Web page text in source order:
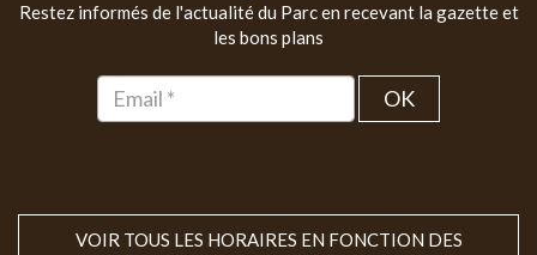
Restez informés de l'actualité du Parc en recevant la gazette et
les bons plans
OK
VOIR TOUS LES HORAIRES EN FONCTION DES